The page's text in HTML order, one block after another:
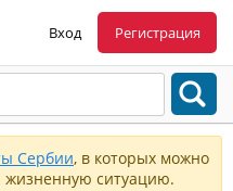
Вход Регистрация
Сербии, в которых можно
жизненную ситуацию.